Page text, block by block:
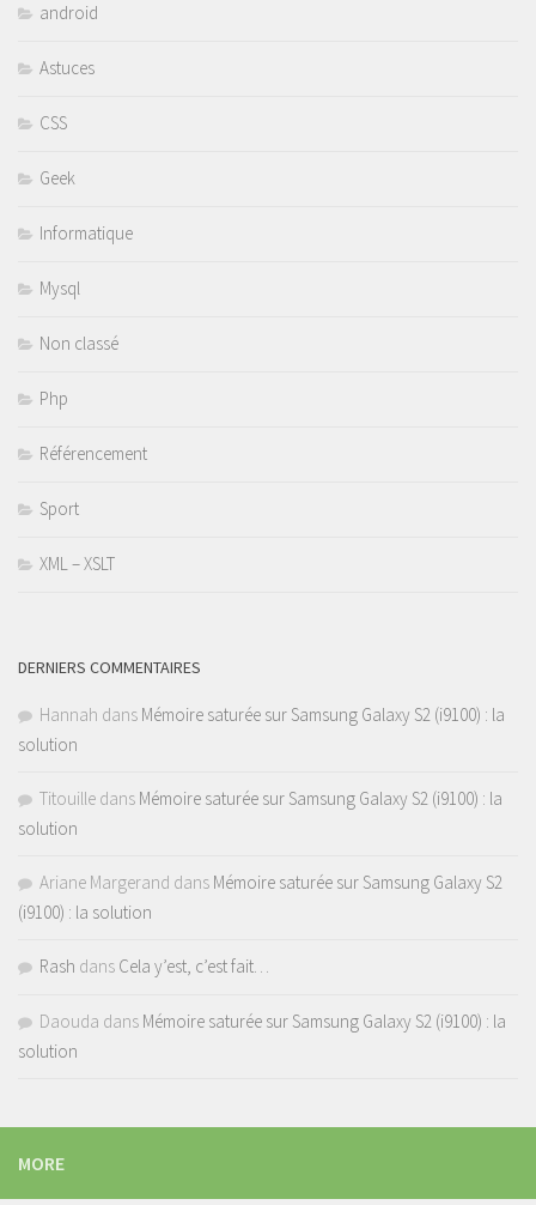
android
Astuces
CSS
Geek
Informatique
Mysql
Non classé
Php
Référencement
Sport
XML – XSLT
DERNIERS COMMENTAIRES
Hannah dans Mémoire saturée sur Samsung Galaxy S2 (i9100) : la
solution
Titouille dans Mémoire saturée sur Samsung Galaxy S2 (i9100) : la
solution
Ariane Margerand dans Mémoire saturée sur Samsung Galaxy S2
(i9100) : la solution
Rash dans Cela y’est, c’est fait…
Daouda dans Mémoire saturée sur Samsung Galaxy S2 (i9100) : la
solution
MORE